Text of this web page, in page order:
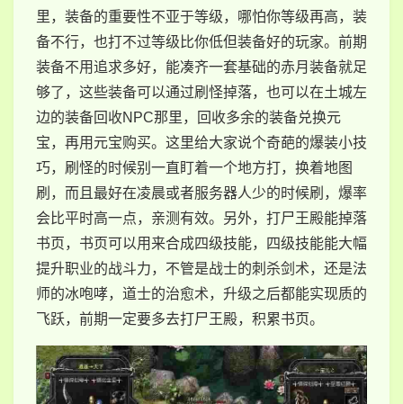
里，装备的重要性不亚于等级，哪怕你等级再高，装
备不行，也打不过等级比你低但装备好的玩家。前期
装备不用追求多好，能凑齐一套基础的赤月装备就足
够了，这些装备可以通过刷怪掉落，也可以在土城左
边的装备回收NPC那里，回收多余的装备兑换元
宝，再用元宝购买。这里给大家说个奇葩的爆装小技
巧，刷怪的时候别一直盯着一个地方打，换着地图
刷，而且最好在凌晨或者服务器人少的时候刷，爆率
会比平时高一点，亲测有效。另外，打尸王殿能掉落
书页，书页可以用来合成四级技能，四级技能能大幅
提升职业的战斗力，不管是战士的刺杀剑术，还是法
师的冰咆哮，道士的治愈术，升级之后都能实现质的
飞跃，前期一定要多去打尸王殿，积累书页。